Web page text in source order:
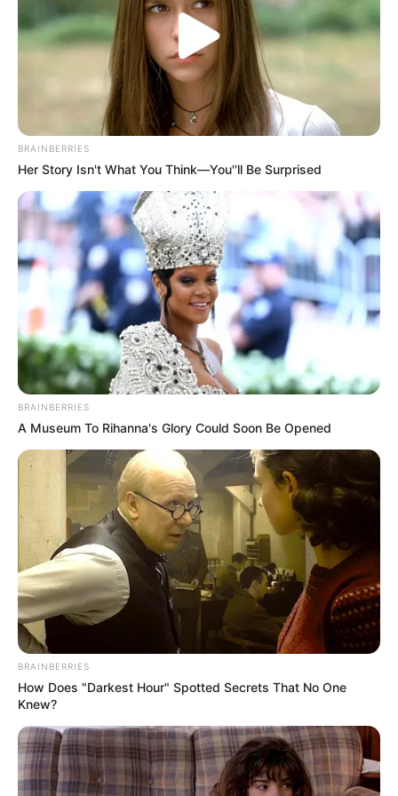
fuente de preocupación que enfrentan con
decisión y serenidad.
BRAINBERRIES
Her Story Isn't What You Think—You''ll Be Surprised
BRAINBERRIES
A Museum To Rihanna's Glory Could Soon Be Opened
BRAINBERRIES
How Does "Darkest Hour" Spotted Secrets That No One
Knew?